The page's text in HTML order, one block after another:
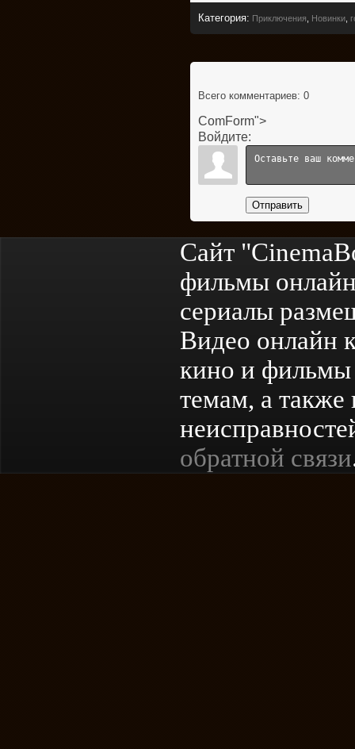
Категория: Приключения Новинки
Всего комментариев: 0
ComForm">
Войдите:
Отправить
Сайт
фильмы
сериалы
Видео онлайн
кино и
темам, а
обратной связи